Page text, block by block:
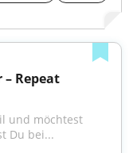
Repeat
und möchtest
Du bei...